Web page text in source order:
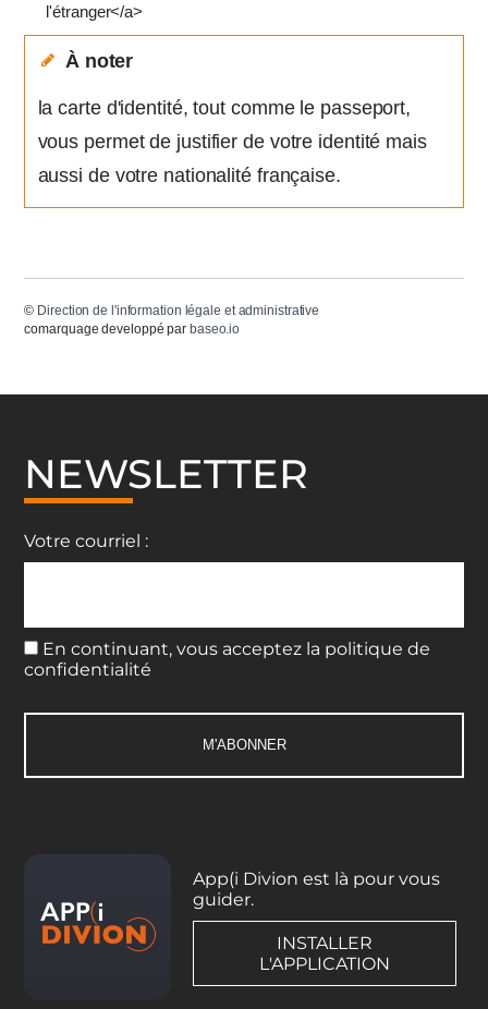
l'étranger</a>
À noter
la carte d'identité, tout comme le passeport,
vous permet de justifier de votre identité mais
aussi de votre nationalité française.
© Direction de l'information légale et administrative
comarquage developpé par baseo.io
NEWSLETTER
Votre courriel :
En continuant, vous acceptez la politique de
confidentialité
App(i Divion est là pour vous
guider.
INSTALLER
L'APPLICATION